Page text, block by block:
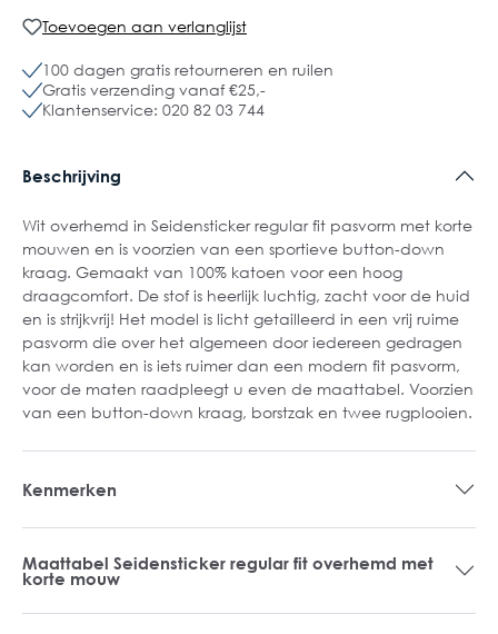
Toevoegen aan verlanglijst
100 dagen gratis retourneren en ruilen
Gratis verzending vanaf €25,-
Klantenservice: 020 82 03 744
Beschrijving
Wit overhemd in Seidensticker regular fit pasvorm met korte
mouwen en is voorzien van een sportieve button-down
kraag. Gemaakt van 100% katoen voor een hoog
draagcomfort. De stof is heerlijk luchtig, zacht voor de huid
en is strijkvrij! Het model is licht getailleerd in een vrij ruime
pasvorm die over het algemeen door iedereen gedragen
kan worden en is iets ruimer dan een modern fit pasvorm,
voor de maten raadpleegt u even de maattabel. Voorzien
van een button-down kraag, borstzak en twee rugplooien.
Kenmerken
Maattabel Seidensticker regular fit overhemd met
korte mouw